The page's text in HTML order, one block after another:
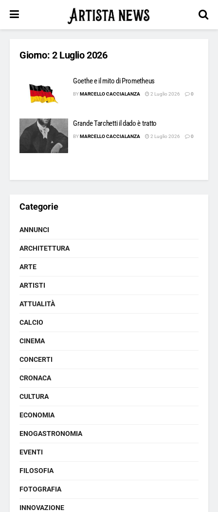
Giorno: 2 Luglio 2026
Goethe e il mito di Prometheus
BYMARCELLO CACCIALANZA 2 Luglio 2026 0
Grande Tarchetti il dado è tratto
BYMARCELLO CACCIALANZA 2 Luglio 2026 0
Categorie
ANNUNCI
ARCHITETTURA
ARTE
ARTISTI
ATTUALITÀ
CALCIO
CINEMA
CONCERTI
CRONACA
CULTURA
ECONOMIA
ENOGASTRONOMIA
EVENTI
FILOSOFIA
FOTOGRAFIA
INNOVAZIONE